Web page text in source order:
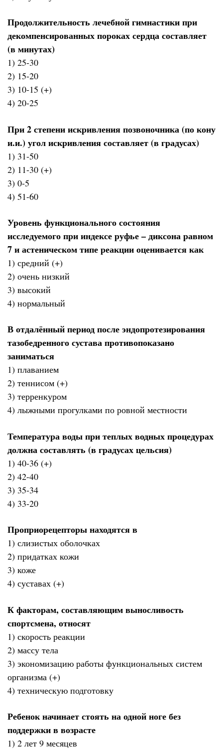
Продолжительность лечебной гимнастики при
декомпенсированных пороках сердца составляет
(в минутах)
1) 25-30
2) 15-20
3) 10-15 (+)
4) 20-25
При 2 степени искривления позвоночника (по кону
и.и.) угол искривления составляет (в градусах)
1) 31-50
2) 11-30 (+)
3) 0-5
4) 51-60
Уровень функционального состояния
исследуемого при индексе руфье – диксона равном
7 и астеническом типе реакции оценивается как
1) средний (+)
2) очень низкий
3) высокий
4) нормальный
В отдалённый период после эндопротезирования
тазобедренного сустава противопоказано
заниматься
1) плаванием
2) теннисом (+)
3) терренкуром
4) лыжными прогулками по ровной местности
Температура воды при теплых водных процедурах
должна составлять (в градусах цельсия)
1) 40-36 (+)
2) 42-40
3) 35-34
4) 33-20
Проприорецепторы находятся в
1) слизистых оболочках
2) придатках кожи
3) коже
4) суставах (+)
К факторам, составляющим выносливость
спортсмена, относят
1) скорость реакции
2) массу тела
3) экономизацию работы функциональных систем
организма (+)
4) техническую подготовку
Ребенок начинает стоять на одной ноге без
поддержки в возрасте
1) 2 лет 9 месяцев